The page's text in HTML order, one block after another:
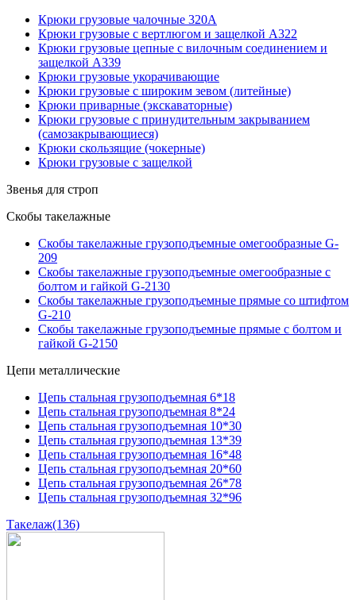
Крюки грузовые чалочные 320А
Крюки грузовые с вертлюгом и защелкой А322
Крюки грузовые цепные с вилочным соединением и
защелкой А339
Крюки грузовые укорачивающие
Крюки грузовые с широким зевом (литейные)
Крюки приварные (экскаваторные)
Крюки грузовые с принудительным закрыванием
(самозакрывающиеся)
Крюки скользящие (чокерные)
Крюки грузовые с защелкой
Звенья для строп
Скобы такелажные
Скобы такелажные грузоподъемные омегообразные G-
209
Скобы такелажные грузоподъемные омегообразные с
болтом и гайкой G-2130
Скобы такелажные грузоподъемные прямые со штифтом
G-210
Скобы такелажные грузоподъемные прямые с болтом и
гайкой G-2150
Цепи металлические
Цепь стальная грузоподъемная 6*18
Цепь стальная грузоподъемная 8*24
Цепь стальная грузоподъемная 10*30
Цепь стальная грузоподъемная 13*39
Цепь стальная грузоподъемная 16*48
Цепь стальная грузоподъемная 20*60
Цепь стальная грузоподъемная 26*78
Цепь стальная грузоподъемная 32*96
Такелаж(136)